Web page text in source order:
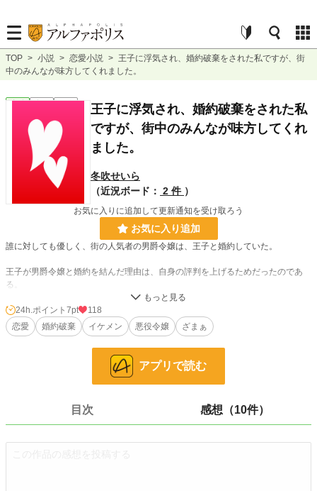
TOP > 小説 > 恋愛小説 > 王子に浮気され、婚約破棄をされた私ですが、街
中のみんなが味方してくれました。
恋愛 完結 短編
王子に浮気され、婚約破棄をされた私
ですが、街中のみんなが味方してくれ
ました。
冬吹せいら
（近況ボード： 2 件 ）
お気に入りに追加して更新通知を受け取ろう
お気に入り追加
誰に対しても優しく、街の人気者の男爵令嬢は、王子と婚約していた。
王子が男爵令嬢と婚約を結んだ理由は、自身の評判を上げるためだったのであ
る。
しかし、王子の悪事は度を超えたものが多く、評判は下がり続ける一方だった。
その原因を男爵令嬢に押し付け、婚約破棄をしてしまう。
この身勝手な婚約破棄に、街の人々が黙っているはずもなかった。
36,405 位 / 228,741 件
24h.ポイント 7pt
118
恋愛
婚約破棄 イケメン 悪役令嬢 ざまぁ
アプリで読む
目次 感想（10件）